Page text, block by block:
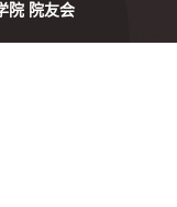
院 院友会